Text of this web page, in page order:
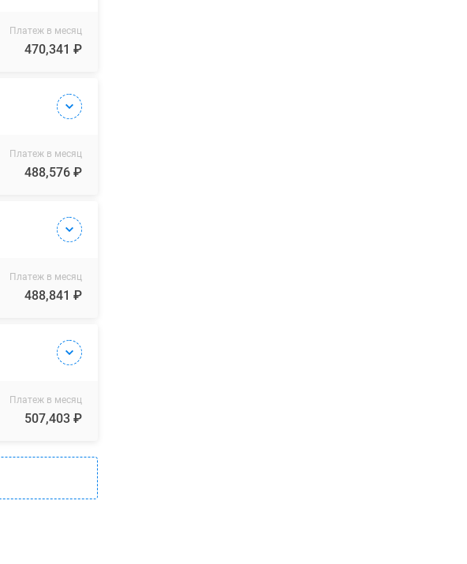
Платеж в месяц
470,341 ₽
Платеж в месяц
488,576 ₽
Платеж в месяц
488,841 ₽
Платеж в месяц
507,403 ₽